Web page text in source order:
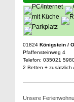
01824 Königstein /
Pfaffensteinweg 4
Telefon: 035021
2 Betten + zusätzlich
Unsere